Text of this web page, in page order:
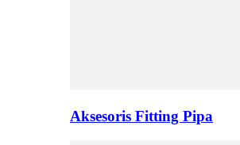
Aksesoris Fitting Pipa